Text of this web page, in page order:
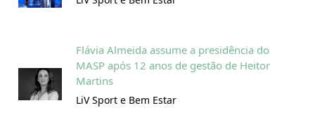
Flávia Almeida assume a presidência do
MASP após 12 anos de gestão de Heitor
Martins
LiV Sport e Bem Estar